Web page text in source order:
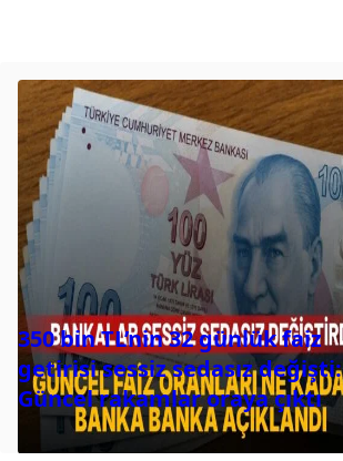
350 bin TL’nin 32 günlük faiz
getirisi sessiz sedasız değişti:
Güncel rakamlar oraya çıktı